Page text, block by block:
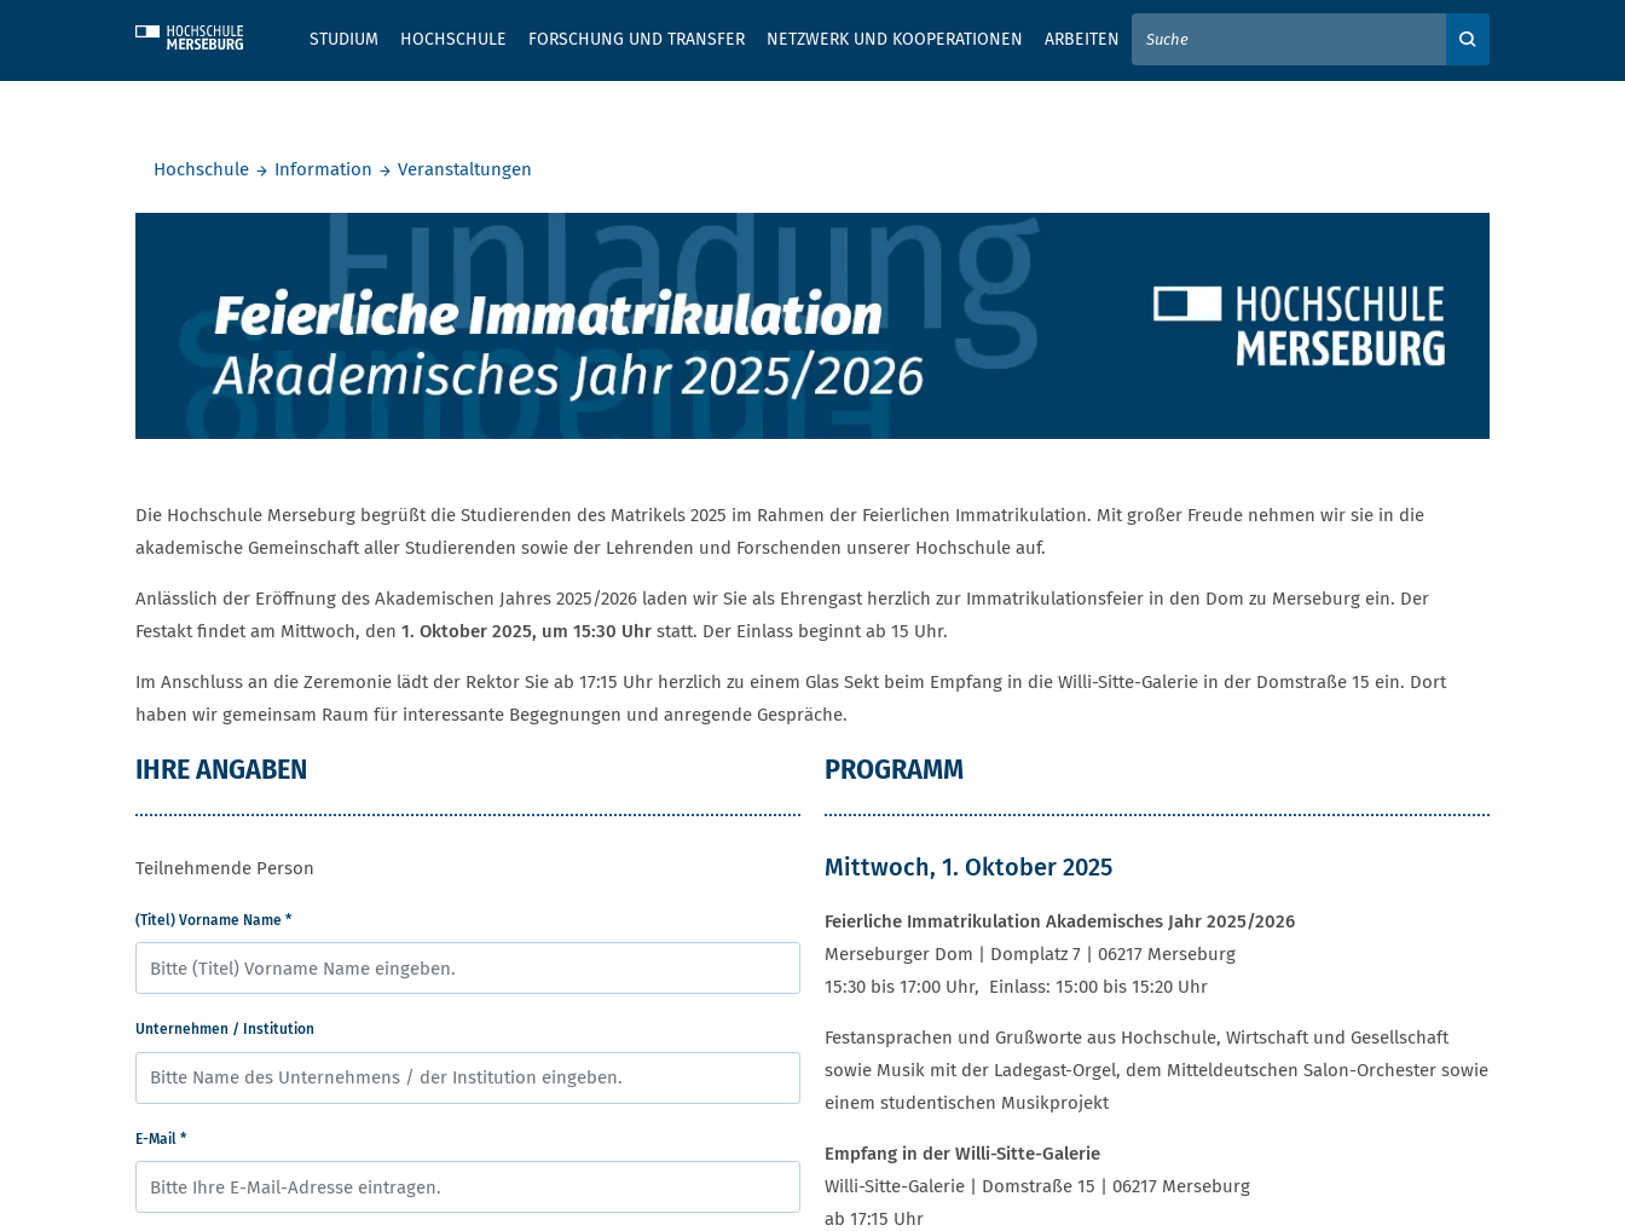
STUDIUM HOCHSCHULE FORSCHUNG UND TRANSFER NETZWERK UND KOOPERATIONEN ARBEITEN
GEBEN SIE HIER IHREN SUCHBEGRIFF EIN
Hochschule
Information Veranstaltungen
Immatrikulation
Die Hochschule Merseburg begrüßt die Studierenden des Matrikels 2025 im Rahmen der Feierlichen Immatrikulation. Mit großer Freude nehmen wir sie in die
akademische Gemeinschaft aller Studierenden sowie der Lehrenden und Forschenden unserer Hochschule auf.
Anlässlich der Eröffnung des Akademischen Jahres 2025/2026 laden wir Sie als Ehrengast herzlich zur Immatrikulationsfeier in den Dom zu Merseburg ein. Der
Festakt findet am Mittwoch, den 1. Oktober 2025, um 15:30 Uhr statt. Der Einlass beginnt ab 15 Uhr.
Im Anschluss an die Zeremonie lädt der Rektor Sie ab 17:15 Uhr herzlich zu einem Glas Sekt beim Empfang in die Willi-Sitte-Galerie in der Domstraße 15 ein. Dort
haben wir gemeinsam Raum für interessante Begegnungen und anregende Gespräche.
IHRE ANGABEN
Teilnehmende Person
(Titel) Vorname Name *
Unternehmen / Institution
E-Mail *
PROGRAMM
Mittwoch, 1. Oktober 2025
Feierliche Immatrikulation Akademisches Jahr 2025/2026
Merseburger Dom | Domplatz 7 | 06217 Merseburg
15:30 bis 17:00 Uhr, Einlass: 15:00 bis 15:20 Uhr
Festansprachen und Grußworte aus Hochschule, Wirtschaft und Gesellschaft
sowie Musik mit der Ladegast-Orgel, dem Mitteldeutschen Salon-Orchester sowie
einem studentischen Musikprojekt
Empfang in der Willi-Sitte-Galerie
Willi-Sitte-Galerie | Domstraße 15 | 06217 Merseburg
ab 17:15 Uhr